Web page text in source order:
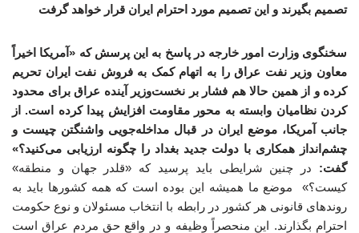
تصمیم بگیرند و این تصمیم مورد احترام ایران قرار خواهد گرفت
سخنگوی وزارت امور خارجه در پاسخ به این پرسش که «آمریکا اخیراً
معاون وزیر نفت عراق را به اتهام کمک به فروش نفت ایران تحریم
کرده و از همین حالا هم فشار بر نخست‌وزیر آینده عراق برای محدود
کردن نظامیان وابسته به محور مقاومت افزایش پیدا کرده است. از
جانب آمریکا، موضع ایران در قبال مداخله‌جویی واشنگتن چیست و
چشم‌انداز همکاری با دولت جدید بغداد را چگونه ارزیابی می‌کنید؟»
گفت: در چنین شرایطی باید پرسید که «قلدر جهان و منطقه»
کیست؟» موضع ما همیشه این بوده است که همه کشورها باید به
روندهای قانونی هر کشور در رابطه با انتخاب مسئولان و نوع حکومت
احترام بگذارند. این منحصراً وظیفه و در واقع حق مردم عراق است